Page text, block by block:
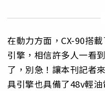
在動力方面，CX-90搭
引擎，相信許多人一看
了，別急！讓本刊記者
具引擎也具備了48v輕